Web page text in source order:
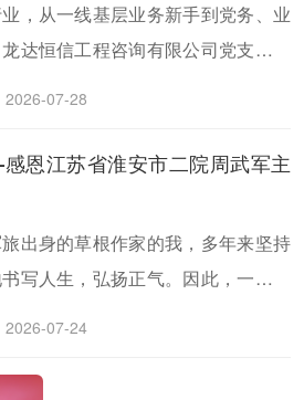
，从一线基层业务新手到党务、业
达恒信工程咨询有限公司党支部副
2026-07-28
恩江苏省淮安市二院周武军主
出身的草根作家的我，多年来坚持
写人生，弘扬正气。因此，一位让
2026-07-24